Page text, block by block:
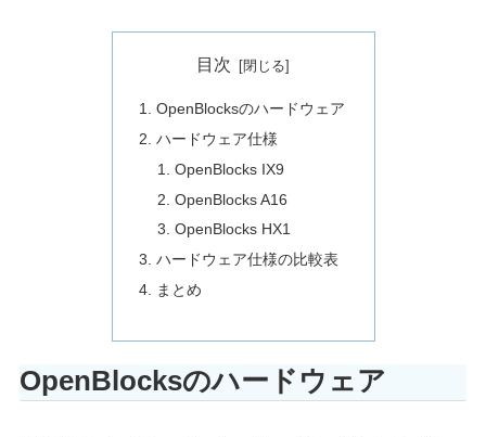
目次
OpenBlocksのハードウェア
ハードウェア仕様
OpenBlocks IX9
OpenBlocks A16
OpenBlocks HX1
ハードウェア仕様の比較表
まとめ
OpenBlocksのハードウェア